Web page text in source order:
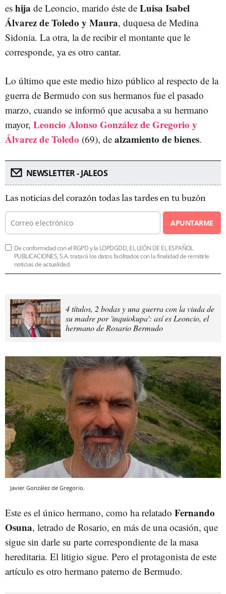
es hija de Leoncio, marido éste de Luisa Isabel
Álvarez de Toledo y Maura, duquesa de Medina
Sidonia. La otra, la de recibir el montante que le
corresponde, ya es otro cantar.
Lo último que este medio hizo público al respecto de la
guerra de Bermudo con sus hermanos fue el pasado
marzo, cuando se informó que acusaba a su hermano
mayor, Leoncio Alonso González de Gregorio y
Álvarez de Toledo (69), de alzamiento de bienes.
NEWSLETTER - JALEOS
Las noticias del corazón todas las tardes en tu buzón
APUNTARME
De conformidad con el RGPD y la LOPDGDD, EL LEÓN DE EL ESPAÑOL
PUBLICACIONES, S.A. tratará los datos facilitados con la finalidad de remitirle
noticias de actualidad.
4 títulos, 2 bodas y una guerra con la viuda de
su madre por 'inquiokupa': así es Leoncio, el
hermano de Rosario Bermudo
Javier González de Gregorio.
Este es el único hermano, como ha relatado Fernando
Osuna, letrado de Rosario, en más de una ocasión, que
sigue sin darle su parte correspondiente de la masa
hereditaria. El litigio sigue. Pero el protagonista de este
artículo es otro hermano paterno de Bermudo.